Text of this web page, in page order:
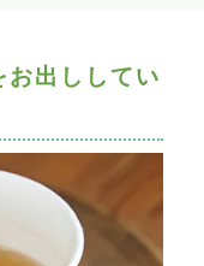
出ししてい